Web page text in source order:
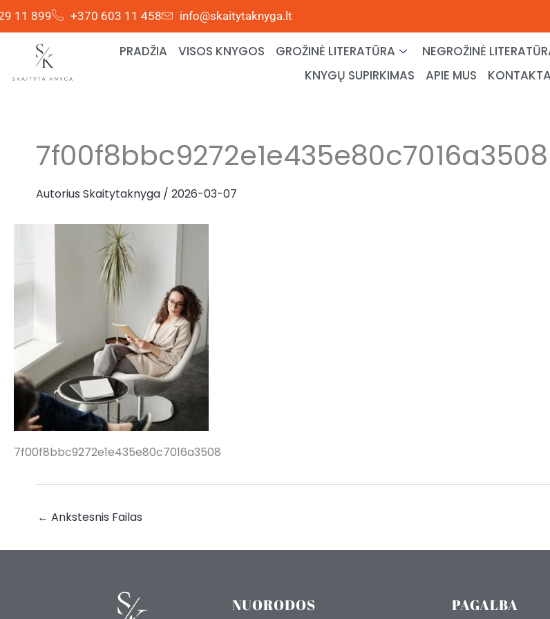
Pereiti
prie
11 899 +370 603 11 458 info@skaitytaknyga.lt
PRADŽIA VISOS KNYGOS GROŽINĖ LITERATŪRA NEGROŽINĖ
KNYGŲ SUPIRKIMAS
APIE MUS
7f00f8bbc9272e1e435e80c7016a3508
Autorius Skaitytaknyga / 2026-03-07
7f00f8bbc9272e1e435e80c7016a3508
← Ankstesnis Failas
NUORODOS PAGALBA